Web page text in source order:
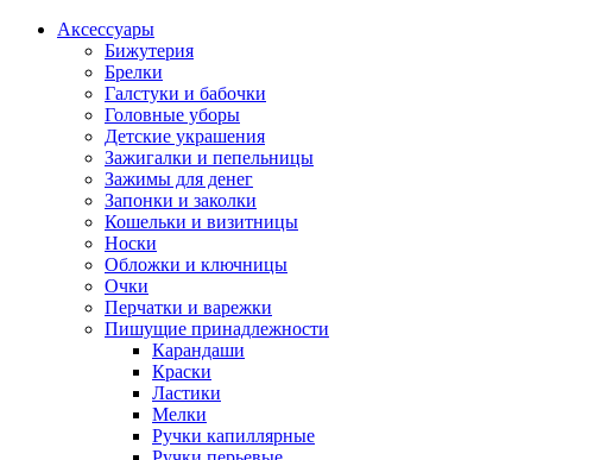
Аксессуары
Бижутерия
Брелки
Галстуки и бабочки
Головные уборы
Детские украшения
Зажигалки и пепельницы
Зажимы для денег
Запонки и заколки
Кошельки и визитницы
Носки
Обложки и ключницы
Очки
Перчатки и варежки
Пишущие принадлежности
Карандаши
Краски
Ластики
Мелки
Ручки капиллярные